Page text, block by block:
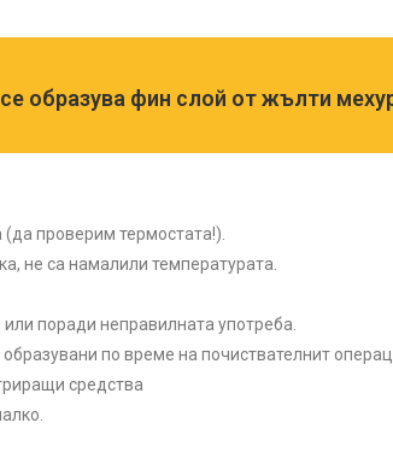
образува фин слой от жълти
проверим термостата!).
не са намалили температурата.
поради неправилната употреба.
по време на почиствателнит
средства